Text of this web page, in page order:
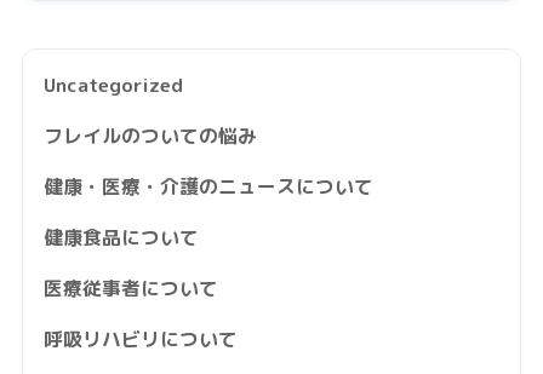
Uncategorized
フレイルのついての悩み
健康・医療・介護のニュースについて
健康食品について
医療従事者について
呼吸リハビリについて